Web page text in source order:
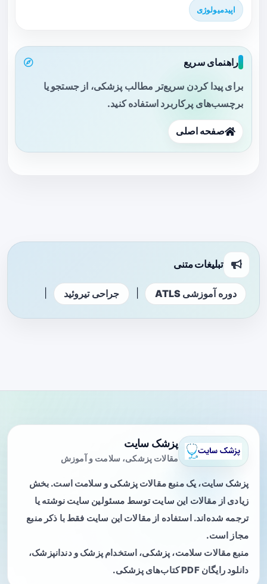
اپیدمیولوژی
راهنمای سریع
برای پیدا کردن سریع‌تر مطالب پزشکی، از جستجو یا
برچسب‌های پرکاربرد استفاده کنید.
صفحه اصلی
تبلیغات متنی
دوره آموزشی ATLS جراحی تیروئید
پزشک سایت
مقالات پزشکی، سلامت و آموزش
پزشک سایت، یک منبع مقالات پزشکی و سلامت است. بخش
زیادی از مقالات این سایت توسط مسئولین سایت نوشته یا
ترجمه شده‌اند. استفاده از مقالات این سایت فقط با ذکر منبع
مجاز است.
منبع مقالات سلامت، پزشکی، استخدام پزشک و دندانپزشک،
دانلود رایگان PDF کتاب‌های پزشکی.